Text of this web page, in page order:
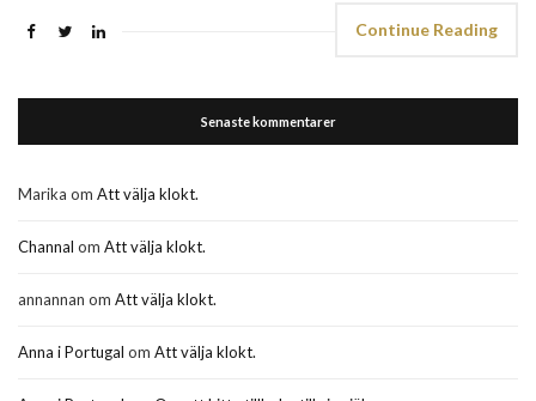
Continue Reading
Senaste kommentarer
Marika om Att välja klokt.
Channal om Att välja klokt.
annannan om Att välja klokt.
Anna i Portugal om Att välja klokt.